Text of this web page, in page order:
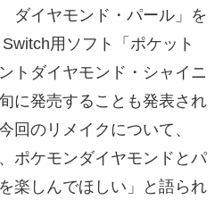
ダイヤモンド・パール」を
用ソフト「ポケット
トダイヤモンド・シャイニ
に発売することも発表され
回のリメイクについて、
ポケモンダイヤモンドとパ
楽しんでほしい」と語られ